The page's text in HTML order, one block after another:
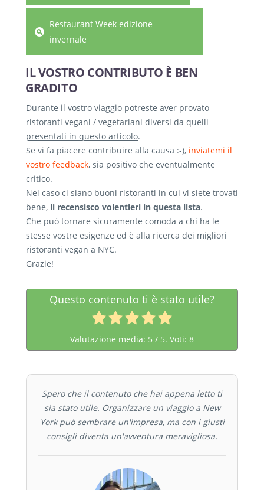
Restaurant Week edizione
invernale
IL VOSTRO CONTRIBUTO È BEN
GRADITO
Durante il vostro viaggio potreste aver provato
ristoranti vegani / vegetariani diversi da quelli
presentati in questo articolo.
Se vi fa piacere contribuire alla causa :-), inviatemi il
vostro feedback, sia positivo che eventualmente
critico.
Nel caso ci siano buoni ristoranti in cui vi siete trovati
bene, li recensisco volentieri in questa lista.
Che può tornare sicuramente comoda a chi ha le
stesse vostre esigenze ed è alla ricerca dei migliori
ristoranti vegan a NYC.
Grazie!
Questo contenuto ti è stato utile?
Valutazione media: 5 / 5. Voti: 8
Spero che il contenuto che hai appena letto ti
sia stato utile. Organizzare un viaggio a New
York può sembrare un'impresa, ma con i giusti
consigli diventa un'avventura meravigliosa.